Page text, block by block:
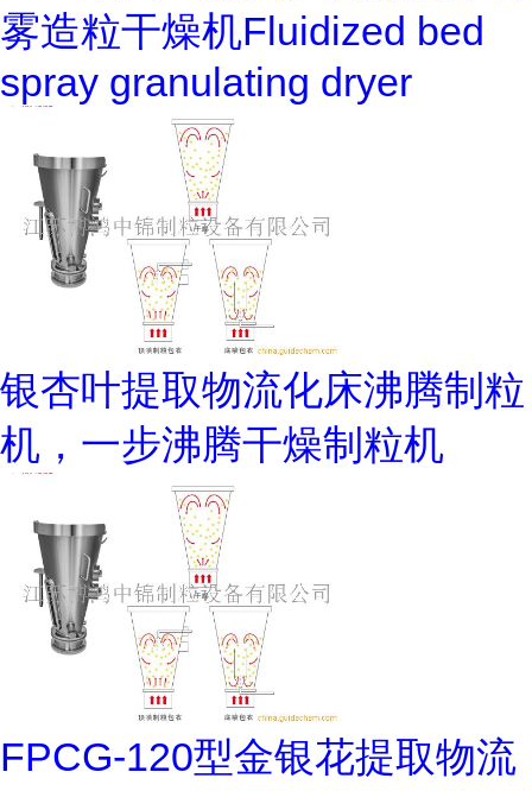
雾造粒干燥机Fluidized bed
spray granulating dryer
银杏叶提取物流化床沸腾制粒
机，一步沸腾干燥制粒机
FPCG-120型金银花提取物流